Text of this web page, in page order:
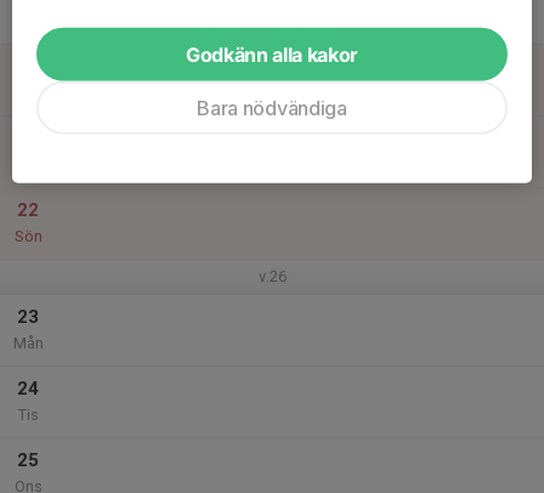
20
22
Sön
v.26
23
Mån
24
Tis
25
Ons
Godkänn alla kakor
Bara nödvändiga